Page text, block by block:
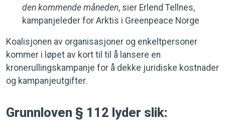
den kommende måneden, sier Erlend Tellnes,
kampanjeleder for Arktis i Greenpeace Norge
Koalisjonen av organisasjoner og enkeltpersoner
kommer i løpet av kort til til å lansere en
kronerullingskampanje for å dekke juridiske kostnader
og kampanjeutgifter.
Grunnloven § 112 lyder slik: